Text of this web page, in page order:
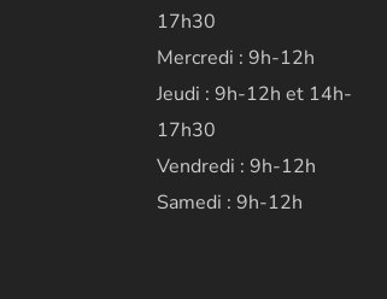
17h30
Mercredi : 9h-12h
Jeudi : 9h-12h et 14h-
17h30
Vendredi : 9h-12h
Samedi : 9h-12h